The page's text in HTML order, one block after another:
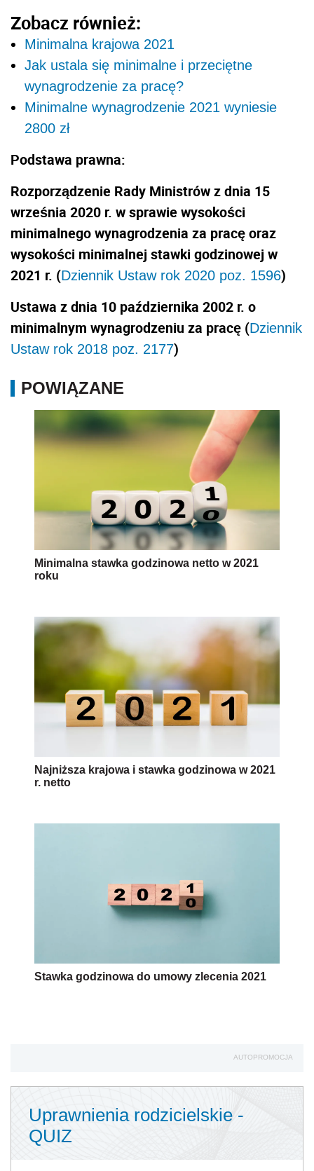
Zobacz również:
Minimalna krajowa 2021
Jak ustala się minimalne i przeciętne
wynagrodzenie za pracę?
Minimalne wynagrodzenie 2021 wyniesie
2800 zł
Podstawa prawna:
Rozporządzenie Rady Ministrów z dnia 15
września 2020 r. w sprawie wysokości
minimalnego wynagrodzenia za pracę oraz
wysokości minimalnej stawki godzinowej w
2021 r. (Dziennik Ustaw rok 2020 poz. 1596)
Ustawa z dnia 10 października 2002 r. o
minimalnym wynagrodzeniu za pracę (Dziennik
Ustaw rok 2018 poz. 2177)
POWIĄZANE
Minimalna stawka godzinowa netto w 2021
roku
Najniższa krajowa i stawka godzinowa w 2021
r. netto
Stawka godzinowa do umowy zlecenia 2021
AUTOPROMOCJA
Uprawnienia rodzicielskie -
QUIZ